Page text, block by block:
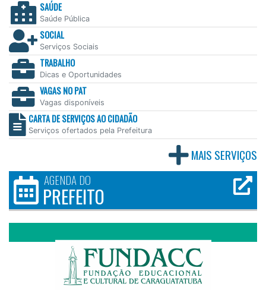
SAÚDE
Saúde Pública
SOCIAL
Serviços Sociais
TRABALHO
Dicas e Oportunidades
VAGAS NO PAT
Vagas disponíveis
CARTA DE SERVIÇOS AO CIDADÃO
Serviços ofertados pela Prefeitura
MAIS SERVIÇOS
AGENDA DO
PREFEITO